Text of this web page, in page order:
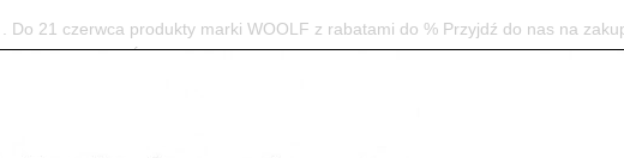
Do 21 czerwca produkty marki WOOLF z rabatami do % Przyjdź do nas na
Promocje Świąteczne w ZooNemo! Odkryj Rabaty do -50% na Karmy i